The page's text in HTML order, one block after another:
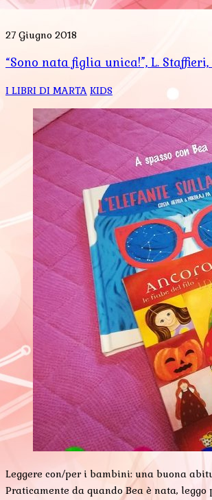
27 Giugno 2018
“Sono nata figlia unica!”, L.
I LIBRI DI MARTA KIDS
Leggere con/per i bambini: una buona
Praticamente da quando Bea è nata,